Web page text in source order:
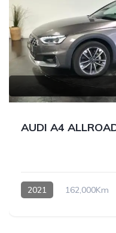
2021 162,000Km